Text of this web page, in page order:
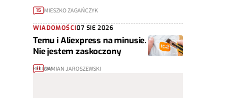
15 MIESZKO ZAGAŃCZYK
WIADOMOŚCI07 SIE 2026
Temu i Aliexpress na minusie.
Nie jestem zaskoczony
11 DAMIAN JAROSZEWSKI